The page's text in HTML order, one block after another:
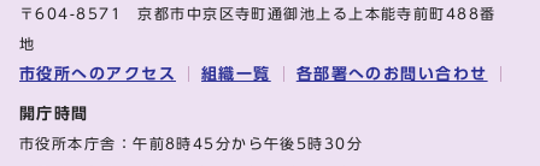
〒604-8571 京都市中京区寺町通御池上る上本能寺前町488番
地
市役所へのアクセス 組織一覧 各部署へのお問い合わせ
開庁時間
市役所本庁舎：午前8時45分から午後5時30分